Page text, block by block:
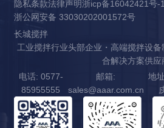
隐私条款法律声明浙icp备16042421号-1
浙公网安备 33030202001572号
长城搅拌
工业搅拌行业头部企业・高端搅拌设
合解决方案供应
电话: 0577-
85955555
邮箱:
sales@aaar.com.cn
地